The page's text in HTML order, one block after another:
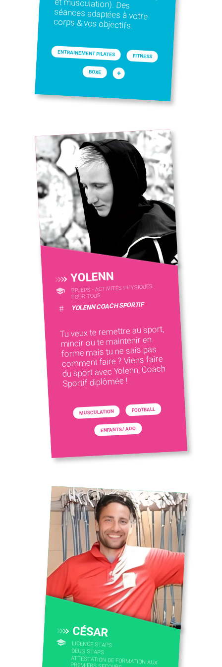
corps & vos objectifs.
ENTRAINEMENT PILATES FITNESS
BOXE +
YOLENN
BPJEPS - ACTIVITÉS PHYSIQUES
POUR TOUS
# YOLENN COACH SPORTIF
Tu veux te remettre au sport,
mincir ou te maintenir en
forme mais tu ne sais pas
comment faire ? Viens faire
du sport avec Yolenn, Coach
Sportif diplômée !
MUSCULATION FOOTBALL
ENFANTS / ADO
CÉSAR
LICENCE STAPS
DEUG STAPS
ATTESTATION DE FORMATION AUX